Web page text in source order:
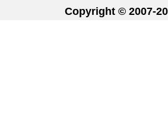
Copyright © 2007-